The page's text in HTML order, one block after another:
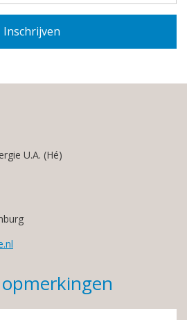
U.A. (Hé)